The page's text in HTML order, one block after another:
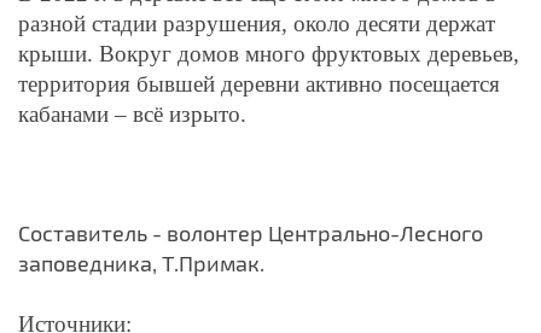
разной стадии разрушения, около десяти держат
крыши. Вокруг домов много фруктовых деревьев,
территория бывшей деревни активно посещается
кабанами – всё изрыто.
Составитель - волонтер Центрально-Лесного
заповедника, Т.Примак.
Источники: